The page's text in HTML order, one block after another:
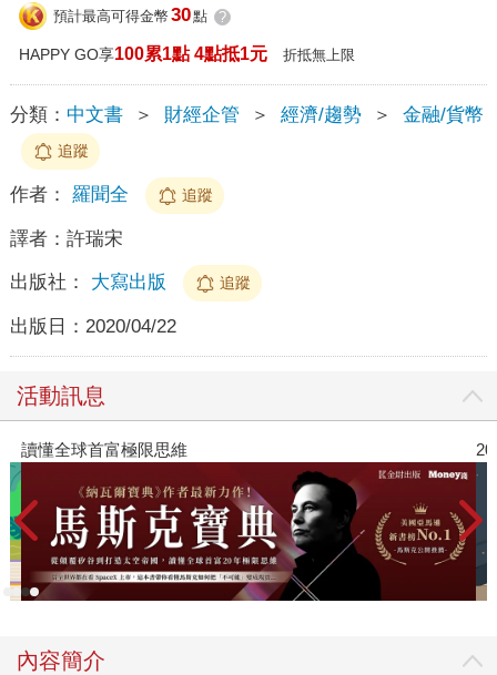
預計最高可得金幣 30點 ?
HAPPY GO享100累1點 4點抵1元 折抵無上限
分類： 中文書 ＞ 財經企管 ＞ 經濟/趨勢 ＞ 金融/貨幣
追蹤
作者： 羅聞全 追蹤
譯者： 許瑞宋
出版社： 大寫出版 追蹤
出版日： 2020/04/22
活動訊息
2026年8月金石堂強力推薦
內容簡介